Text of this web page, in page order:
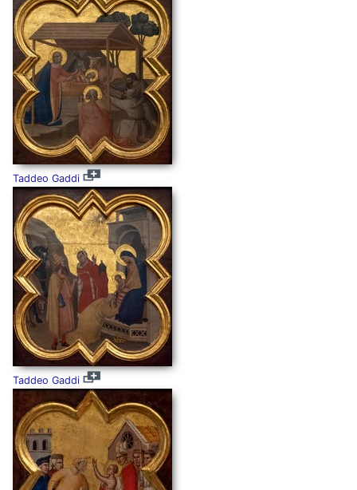
Taddeo Gaddi
Taddeo Gaddi